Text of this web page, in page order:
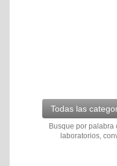
Todas las
Busque por
laboratorios,